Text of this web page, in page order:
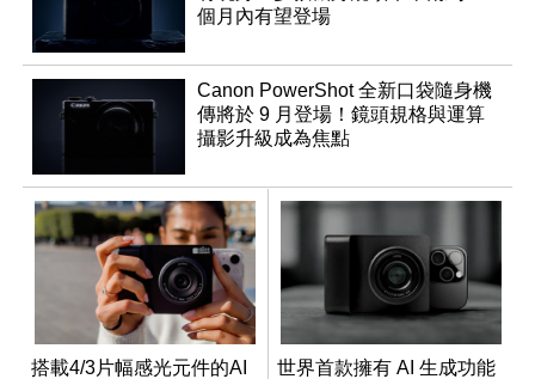
個月內有望登場
Canon PowerShot 全新口袋隨身機
傳將於 9 月登場！鏡頭規格與運算
攝影升級成為焦點
搭載4/3片幅感光元件的AI
世界首款擁有 AI 生成功能